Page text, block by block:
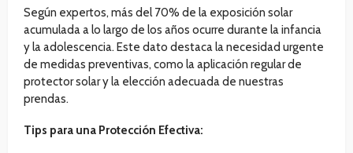
Según expertos, más del 70% de la exposición solar
acumulada a lo largo de los años ocurre durante la infancia
y la adolescencia. Este dato destaca la necesidad urgente
de medidas preventivas, como la aplicación regular de
protector solar y la elección adecuada de nuestras
prendas.
Tips para una Protección Efectiva: